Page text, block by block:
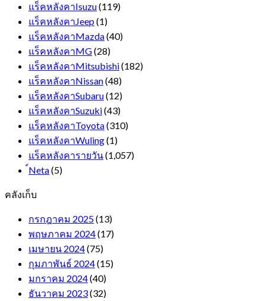
แร็คหลังคาIsuzu(119)
แร็คหลังคาJeep(1)
แร็คหลังคาMazda(40)
แร็คหลังคาMG(28)
แร็คหลังคาMitsubishi(182)
แร็คหลังคาNissan(48)
แร็คหลังคาSubaru(12)
แร็คหลังคาSuzuki(43)
แร็คหลังคาToyota(310)
แร็คหลังคาWuling(1)
แร็คหลังคารายวัน(1,057)
์Neta(5)
คลังเก็บ
กรกฎาคม 2025(13)
พฤษภาคม 2024(17)
เมษายน 2024(75)
กุมภาพันธ์ 2024(15)
มกราคม 2024(40)
ธันวาคม 2023(32)